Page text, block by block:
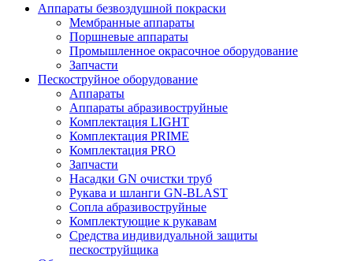
Аппараты безвоздушной покраски
Мембранные аппараты
Поршневые аппараты
Промышленное окрасочное оборудование
Запчасти
Пескоструйное оборудование
Аппараты
Аппараты абразивоструйные
Комплектация LIGHT
Комплектация PRIME
Комплектация PRO
Запчасти
Насадки GN очистки труб
Рукава и шланги GN-BLAST
Сопла абразивоструйные
Комплектующие к рукавам
Средства индивидуальной защиты
пескоструйщика